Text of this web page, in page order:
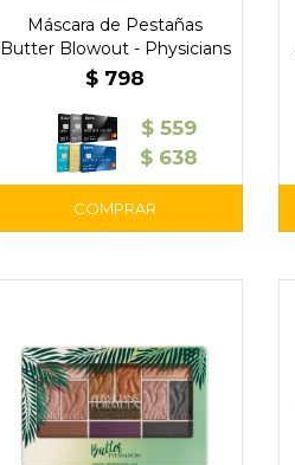
Máscara de Pestañas
Butter Blowout - Physicians
$ 798
$ 559
$ 638